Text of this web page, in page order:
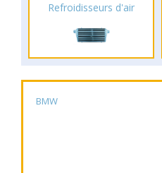
Refroidisseurs d'air
BMW